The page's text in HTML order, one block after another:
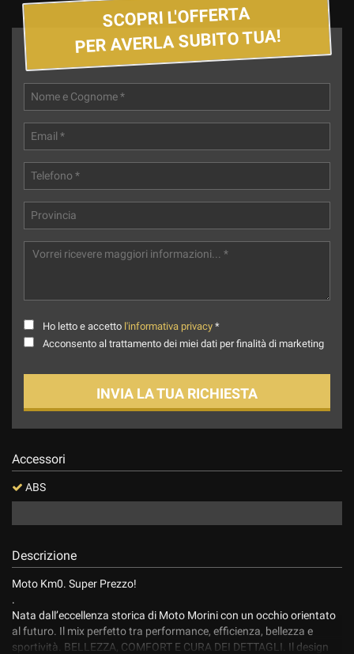
SCOPRI L'OFFERTA
PER AVERLA SUBITO TUA!
Ho letto e accetto l'informativa privacy *
Acconsento al trattamento dei miei dati per finalità di marketing
INVIA LA TUA RICHIESTA
Accessori
ABS
Descrizione
Moto Km0. Super Prezzo!
.
Nata dall’eccellenza storica di Moto Morini con un occhio orientato
al futuro. Il mix perfetto tra performance, efficienza, bellezza e
sportività. BELLEZZA, COMFORT E CURA DEI DETTAGLI. Il design